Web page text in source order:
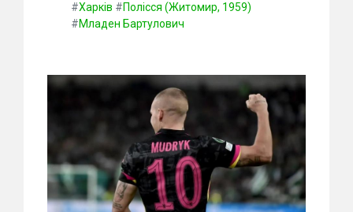
#Харків #Полісся (Житомир, 1959)
#Младен Бартулович